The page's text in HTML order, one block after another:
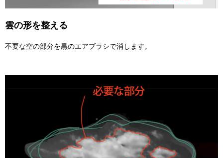
雲の形を整える
不要な空の部分を黒のエアブラシで消します。